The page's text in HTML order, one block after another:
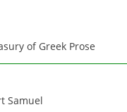
of Greek Prose
Samuel